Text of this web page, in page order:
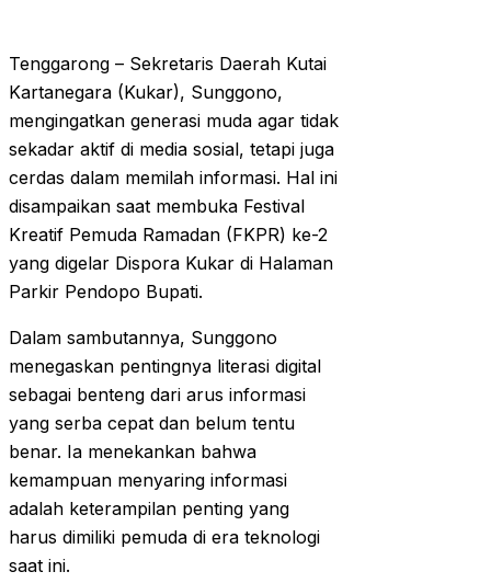
Tenggarong – Sekretaris Daerah Kutai
Kartanegara (Kukar), Sunggono,
mengingatkan generasi muda agar tidak
sekadar aktif di media sosial, tetapi juga
cerdas dalam memilah informasi. Hal ini
disampaikan saat membuka Festival
Kreatif Pemuda Ramadan (FKPR) ke-2
yang digelar Dispora Kukar di Halaman
Parkir Pendopo Bupati.
Dalam sambutannya, Sunggono
menegaskan pentingnya literasi digital
sebagai benteng dari arus informasi
yang serba cepat dan belum tentu
benar. Ia menekankan bahwa
kemampuan menyaring informasi
adalah keterampilan penting yang
harus dimiliki pemuda di era teknologi
saat ini.